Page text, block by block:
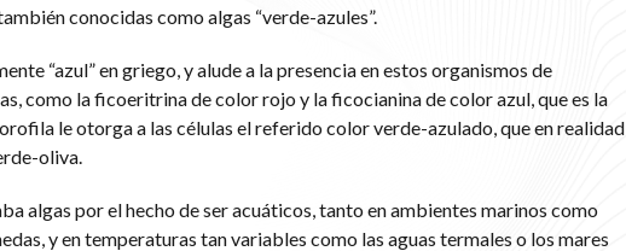
conocidas como algas “verde-azules”.
“azul” en griego, y alude a la presencia en estos organismos de
como la ficoeritrina de color rojo y la ficocianina de color azul, que es la
le otorga a las células el referido color verde-azulado, que en realidad
oliva.
algas por el hecho de ser acuáticos, tanto en ambientes marinos como
y en temperaturas tan variables como las aguas termales o los mares